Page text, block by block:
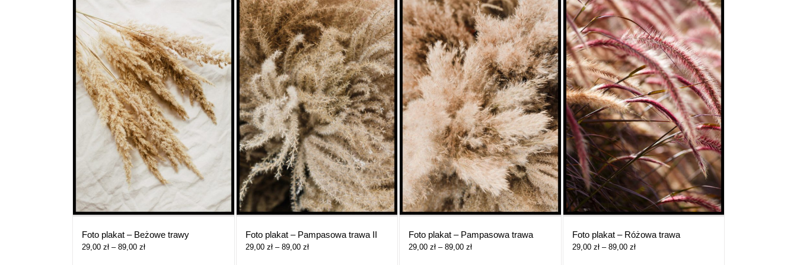
Foto plakat – Beżowe trawy
29,00 zł – 89,00 złZakres
Foto plakat – Pampasowa trawa II
29,00 zł – 89,00 złZakres
Foto plakat – Pampasowa trawa
29,00 zł – 89,00 złZakres
Foto plakat – Różowa trawa
29,00 zł – 89,00 złZakres